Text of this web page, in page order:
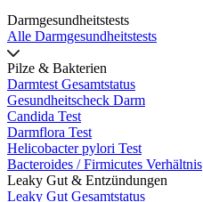
Darmgesundheitstests
Alle Darmgesundheitstests
Pilze & Bakterien
Darmtest Gesamtstatus
Gesundheitscheck Darm
Candida Test
Darmflora Test
Helicobacter pylori Test
Bacteroides / Firmicutes Verhältnis
Leaky Gut & Entzündungen
Leaky Gut Gesamtstatus